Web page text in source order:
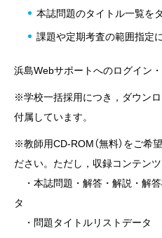
本誌問題のタイトル一覧を
課題や定期考査の範囲指定
浜島Webサポートへのログイン
※学校一括採用につき，ダウン
付属しています。
※教師用CD-ROM（無料）をご希
ださい。ただし，収録コンテン
・本誌問題・解答・解説・解
タ
・問題タイトルリストデータ